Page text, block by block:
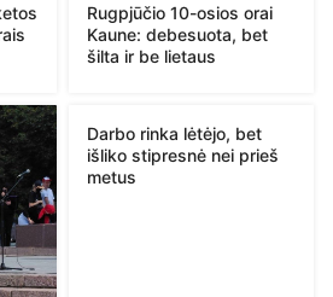
Rugpjūčio 10-osios orai
Kaune: debesuota, bet
šilta ir be lietaus
Darbo rinka lėtėjo, bet
išliko stipresnė nei prieš
metus